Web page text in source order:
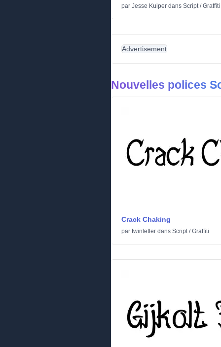
par Jesse Kuiper dans Script/Graffiti
Advertisement
Nouvelles polices
Crack Chaking
par twinletter dans Script/Graffiti